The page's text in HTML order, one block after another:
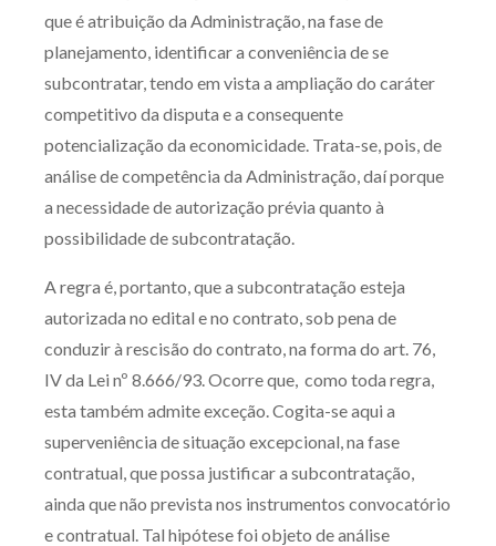
que é atribuição da Administração, na fase de
planejamento, identificar a conveniência de se
subcontratar, tendo em vista a ampliação do caráter
competitivo da disputa e a consequente
potencialização da economicidade. Trata-se, pois, de
análise de competência da Administração, daí porque
a necessidade de autorização prévia quanto à
possibilidade de subcontratação.
A regra é, portanto, que a subcontratação esteja
autorizada no edital e no contrato, sob pena de
conduzir à rescisão do contrato, na forma do art. 76,
IV da Lei nº 8.666/93. Ocorre que, como toda regra,
esta também admite exceção. Cogita-se aqui a
superveniência de situação excepcional, na fase
contratual, que possa justificar a subcontratação,
ainda que não prevista nos instrumentos convocatório
e contratual. Tal hipótese foi objeto de análise